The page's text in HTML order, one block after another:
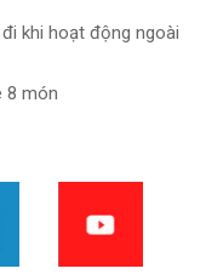
khi hoạt động ngoài
8 món